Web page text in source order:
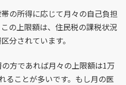
の所得に応じて月々の自己負担
の上限額は、住民税の課税状況
分されています。
方であれば月々の上限額は1万
ることが多いです。もし月の医